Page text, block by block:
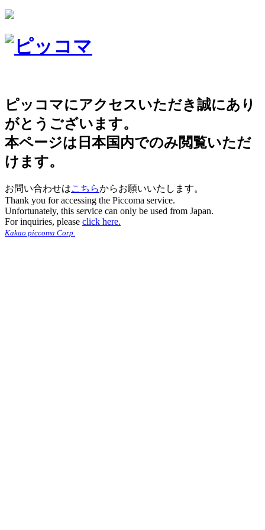
ピッコマにアクセスいただき誠にあり
がとうございます。
本ページは日本国内でのみ閲覧いただ
けます。
お問い合わせはこちらからお願いいたします。
Thank you for accessing the Piccoma service.
Unfortunately, this service can only be used from Japan.
For inquiries, please click here.
Kakao piccoma Corp.